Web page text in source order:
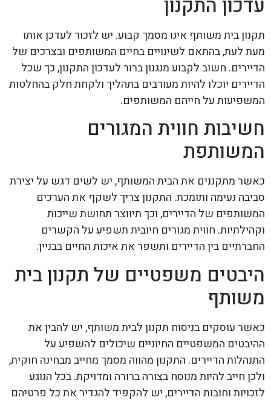
עדכון התקנון
תקנון בית משותף אינו מסמך קבוע. יש לזכור לעדכן אותו
מעת לעת, בהתאם לשינויים בחיים המשותפים ובצרכים של
הדיירים. חשוב לקבוע מנגנון ברור לעדכון התקנון, כך שכל
הדיירים יוכלו להיות מעורבים בתהליך ולקחת חלק בהחלטות
המשפיעות על חייהם המשותפים.
חשיבות חווית המגורים
המשותפת
כאשר מתקננים את הבית המשותף, יש לשים דגש על יצירת
סביבה נעימה ותומכת. התקנון צריך לשקף את הערכים
המשותפים של הדיירים, וכך תיווצר תחושת שייכות
וקהילתיות. חווית מגורים חיובית תשפיע על הקשרים
החברתיים בין הדיירים ותשפר את איכות החיים בבניין.
היבטים משפטיים של תקנון בית
משותף
כאשר עוסקים בניסוח תקנון לבית משותף, יש להבין את
ההיבטים המשפטיים החיוניים שיכולים להשפיע על
התנהלות הדיירים. התקנון מהווה מסמך מחייב מבחינה חוקית,
ולכן חייב להיות מנוסח בצורה ברורה ומדויקת. בכל הנוגע
לזכויות וחובות הדיירים, יש להקפיד להגדיר את כל פרטיהם